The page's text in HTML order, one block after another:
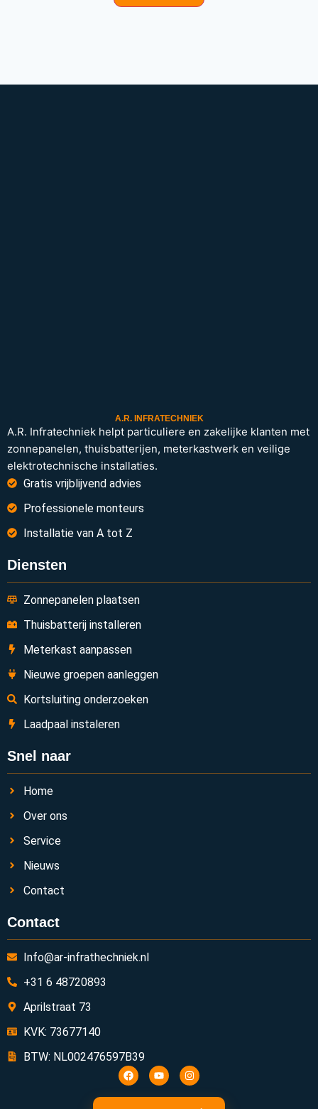
A.R. INFRATECHNIEK
A.R. Infratechniek helpt particuliere en zakelijke klanten met
zonnepanelen, thuisbatterijen, meterkastwerk en veilige
elektrotechnische installaties.
Gratis vrijblijvend advies
Professionele monteurs
Installatie van A tot Z
Diensten
Zonnepanelen plaatsen
Thuisbatterij installeren
Meterkast aanpassen
Nieuwe groepen aanleggen
Kortsluiting onderzoeken
Laadpaal instaleren
Snel naar
Home
Over ons
Service
Nieuws
Contact
Contact
Info@ar-infrathechniek.nl
+31 6 48720893
Aprilstraat 73
KVK: 73677140
BTW: NL002476597B39